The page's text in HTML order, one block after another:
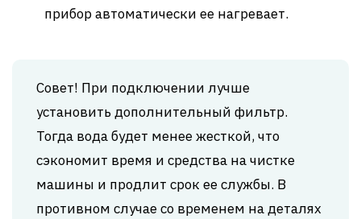
прибор автоматически ее нагревает.
Совет! При подключении лучше
установить дополнительный фильтр.
Тогда вода будет менее жесткой, что
сэкономит время и средства на чистке
машины и продлит срок ее службы. В
противном случае со временем на деталях